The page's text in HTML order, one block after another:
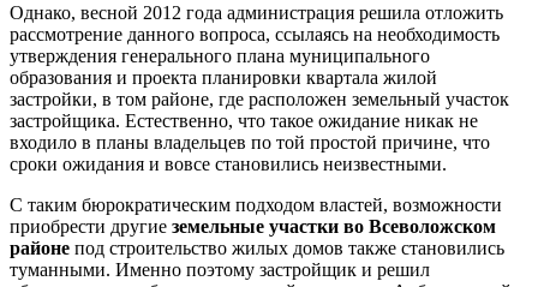
Однако, весной 2012 года администрация решила отложить
рассмотрение данного вопроса, ссылаясь на необходимость
утверждения генерального плана муниципального
образования и проекта планировки квартала жилой
застройки, в том районе, где расположен земельный участок
застройщика. Естественно, что такое ожидание никак не
входило в планы владельцев по той простой причине, что
сроки ожидания и вовсе становились неизвестными.
С таким бюрократическим подходом властей, возможности
приобрести другие земельные участки во Всеволожском
районе под строительство жилых домов также становились
туманными. Именно поэтому застройщик и решил